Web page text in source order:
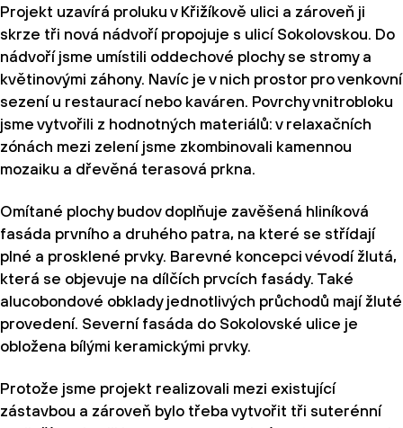
Projekt uzavírá proluku v Křižíkově ulici a zároveň ji
skrze tři nová nádvoří propojuje s ulicí Sokolovskou. Do
nádvoří jsme umístili oddechové plochy se stromy a
květinovými záhony. Navíc je v nich prostor pro venkovní
sezení u restaurací nebo kaváren. Povrchy vnitrobloku
jsme vytvořili z hodnotných materiálů: v relaxačních
zónách mezi zelení jsme zkombinovali kamennou
mozaiku a dřevěná terasová prkna.
Omítané plochy budov doplňuje zavěšená hliníková
fasáda prvního a druhého patra, na které se střídají
plné a prosklené prvky. Barevné koncepci vévodí žlutá,
která se objevuje na dílčích prvcích fasády. Také
alucobondové obklady jednotlivých průchodů mají žluté
provedení. Severní fasáda do Sokolovské ulice je
obložena bílými keramickými prvky.
Protože jsme projekt realizovali mezi existující
zástavbou a zároveň bylo třeba vytvořit tři suterénní